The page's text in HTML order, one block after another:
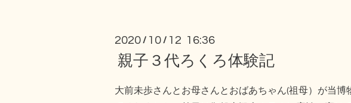
2020 / 10 / 12 16:36
親子３代ろくろ体験記
大前未歩さんとお母さんとおばあちゃん(祖母）が当博